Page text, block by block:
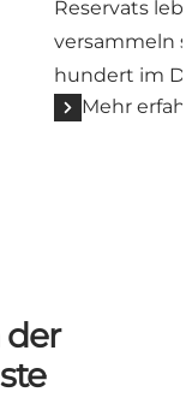
Reservats
versammeln
hundert im
Mehr
der